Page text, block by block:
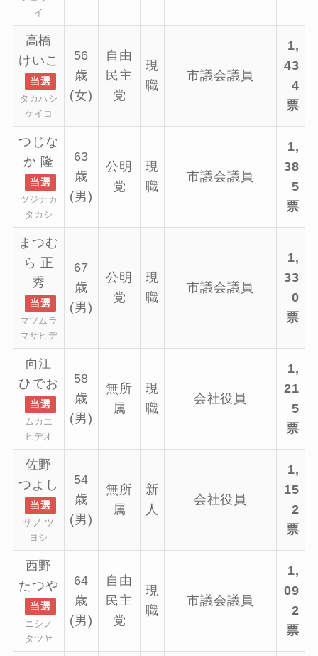
イ
高橋
けいこ
当選
タカハシ
ケイコ
56
歳
(女)
自由
民主
党
現
職
市議会議員
1,
43
4
票
つじな
か 隆
当選
ツジナカ
タカシ
63
歳
(男)
公明
党
現
職
市議会議員
1,
38
5
票
まつむ
ら 正
秀
当選
マツムラ
マサヒデ
67
歳
(男)
公明
党
現
職
市議会議員
1,
33
0
票
向江
ひでお
当選
ムカエ
ヒデオ
58
歳
(男)
無所
属
現
職
会社役員
1,
21
5
票
佐野
つよし
当選
サノ ツ
ヨシ
54
歳
(男)
無所
属
新
人
会社役員
1,
15
2
票
西野
たつや
当選
ニシノ
タツヤ
64
歳
(男)
自由
民主
党
現
職
市議会議員
1,
09
2
票